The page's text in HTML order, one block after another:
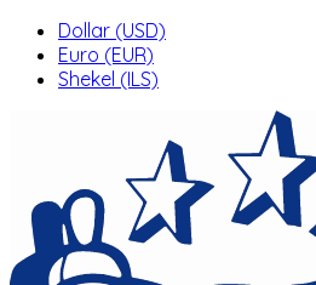
Dollar (USD)
Euro (EUR)
Shekel (ILS)